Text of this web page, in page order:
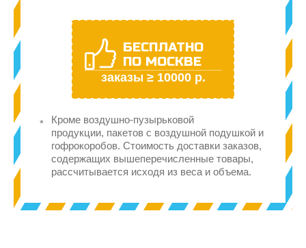
БЕСПЛАТНО
ПО МОСКВЕ
заказы ≥ 10000 р.
Кроме воздушно-пузырьковой
продукции, пакетов с воздушной подушкой и
гофрокоробов. Стоимость доставки заказов,
содержащих вышеперечисленные товары,
рассчитывается исходя из веса и объема.